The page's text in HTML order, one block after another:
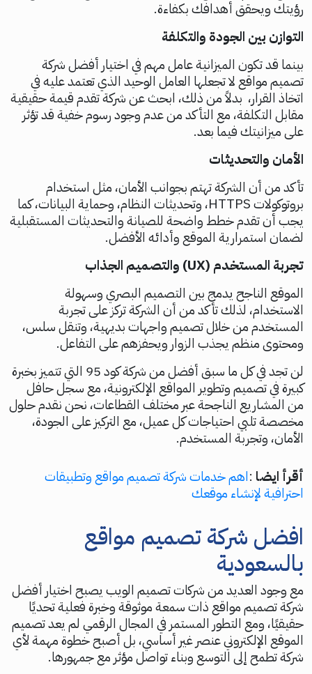
رؤيتك ويحقق أهدافك بكفاءة.
التوازن بين الجودة والتكلفة
بينما قد تكون الميزانية عامل مهم في اختيار أفضل شركة
تصميم مواقع لا تجعلها العامل الوحيد الذي تعتمد عليه في
اتخاذ القرار، بدلاً من ذلك، ابحث عن شركة تقدم قيمة حقيقية
مقابل التكلفة، مع التأكد من عدم وجود رسوم خفية قد تؤثر
على ميزانيتك فيما بعد.
الأمان والتحديثات
تأكد من أن الشركة تهتم بجوانب الأمان، مثل استخدام
بروتوكولات HTTPS، وتحديثات النظام، وحماية البيانات، كما
يجب أن تقدم خطط واضحة للصيانة والتحديثات المستقبلية
لضمان استمرارية الموقع وأدائه الأفضل.
تجربة المستخدم (UX) والتصميم الجذاب
الموقع الناجح يدمج بين التصميم البصري وسهولة
الاستخدام، لذلك تأكد من أن الشركة تركز على تجربة
المستخدم من خلال تصميم واجهات بديهية، وتنقل سلس،
ومحتوى منظم يجذب الزوار ويحفزهم على التفاعل.
لن تجد في كل ما سبق أفضل من شركة كود 95 التي تتميز بخبرة
كبيرة في تصميم وتطوير المواقع الإلكترونية، مع سجل حافل
من المشاريع الناجحة عبر مختلف القطاعات، نحن نقدم حلول
مخصصة تلبي احتياجات كل عميل، مع التركيز على الجودة،
الأمان، وتجربة المستخدم.
أقرأ ايضا :اهم خدمات شركة تصميم مواقع وتطبيقات
احترافية لإنشاء موقعك
افضل شركة تصميم مواقع
بالسعودية
مع وجود العديد من شركات تصميم الويب يصبح اختيار أفضل
شركة تصميم مواقع ذات سمعة موثوقة وخبرة فعلية تحديًا
حقيقيًا، ومع التطور المستمر في المجال الرقمي لم يعد تصميم
الموقع الإلكتروني عنصر غير أساسي، بل أصبح خطوة مهمة لأي
شركة تطمح إلى التوسع وبناء تواصل مؤثر مع جمهورها.